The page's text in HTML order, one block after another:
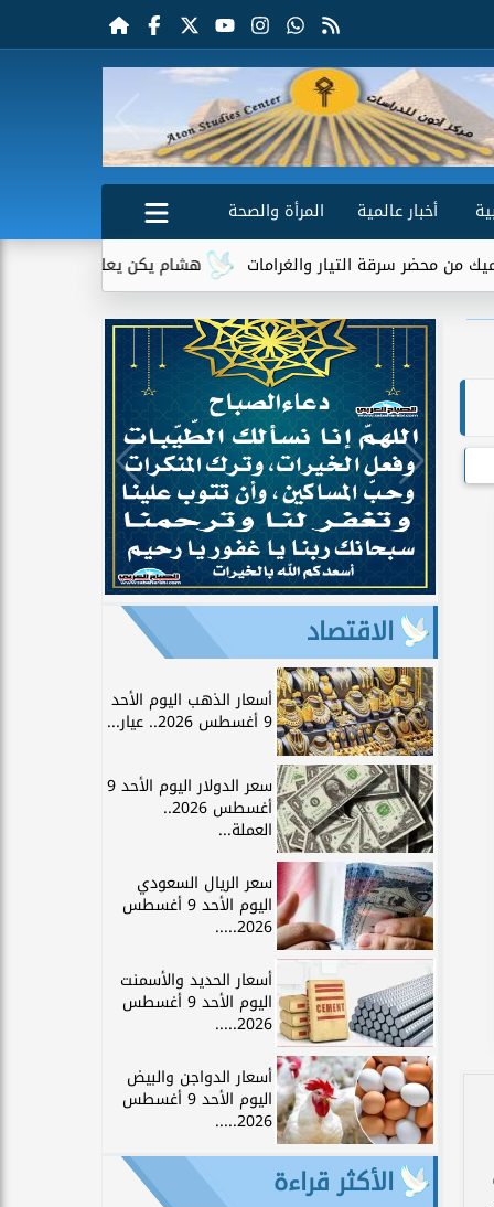
أخبار عالمية
المرأة والصحة
هشام يكن يعلق على انتقال أحمد عبد القادر
والغرامات
الاقتصاد
أسعار الذهب اليوم الأحد
9 أغسطس 2026.. عيار...
سعر الدولار اليوم الأحد 9
أغسطس 2026..
العملة...
سعر الريال السعودي
اليوم الأحد 9 أغسطس
2026.....
أسعار الحديد والأسمنت
اليوم الأحد 9 أغسطس
2026.....
أسعار الدواجن والبيض
اليوم الأحد 9 أغسطس
2026.....
الأكثر قراءة